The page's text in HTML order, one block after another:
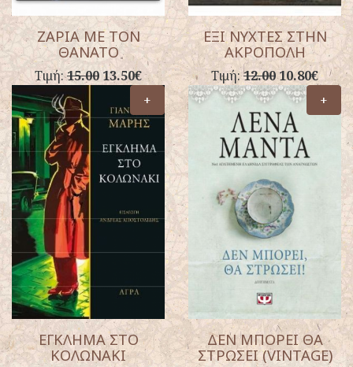
ΖΑΡΙΑ ΜΕ ΤΟΝ
ΘΑΝΑΤΟ
Τιμή:15.00 13.50€
ΕΞΙ ΝΥΧΤΕΣ ΣΤΗΝ
ΑΚΡΟΠΟΛΗ
Τιμή:12.0010.80€
+
ΕΓΚΛΗΜΑ ΣΤΟ
ΚΟΛΩΝΑΚΙ
+
ΔΕΝ ΜΠΟΡΕΙ ΘΑ
ΣΤΡΩΣΕΙ (VINTAGE)